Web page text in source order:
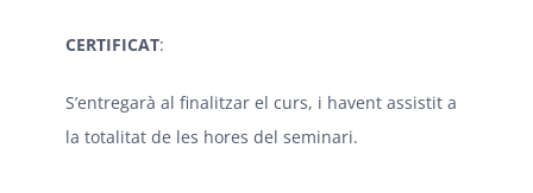
CERTIFICAT:
S’entregarà al finalitzar el curs, i havent assistit a
la totalitat de les hores del seminari.